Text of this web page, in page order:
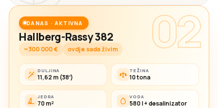
02
DANAS · AKTIVNA
Hallberg-Rassy 382
~300 000 € ovdje sada živim
DULJINA
11,62 m (38′)
TEŽINA
10 tona
JEDRA
70 m²
VODA
580 l + desalinizator